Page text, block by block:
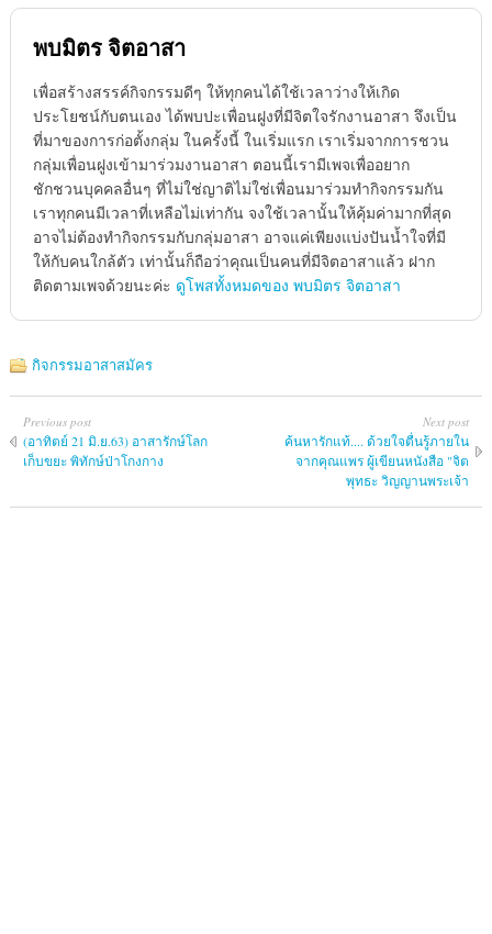
พบมิตร จิตอาสา
เพื่อสร้างสรรค์กิจกรรมดีๆ ให้ทุกคนได้ใช้เวลาว่างให้เกิด
ประโยชน์กับตนเอง ได้พบปะเพื่อนฝูงที่มีจิตใจรักงานอาสา จึงเป็น
ที่มาของการก่อตั้งกลุ่ม ในครั้งนี้ ในเริ่มแรก เราเริ่มจากการชวน
กลุ่มเพื่อนฝูงเข้ามาร่วมงานอาสา ตอนนี้เรามีเพจเพื่ออยาก
ชักชวนบุคคลอื่นๆ ที่ไม่ใช่ญาติไม่ใช่เพื่อนมาร่วมทำกิจกรรมกัน
เราทุกคนมีเวลาที่เหลือไม่เท่ากัน จงใช้เวลานั้นให้คุ้มค่ามากที่สุด
อาจไม่ต้องทำกิจกรรมกับกลุ่มอาสา อาจแค่เพียงแบ่งปันน้ำใจที่มี
ให้กับคนใกล้ตัว เท่านั้นก็ถือว่าคุณเป็นคนที่มีจิตอาสาแล้ว ฝาก
ติดตามเพจด้วยนะค่ะ ดูโพสทั้งหมดของ พบมิตร จิตอาสา
กิจกรรมอาสาสมัคร
Previous post
(อาทิตย์ 21 มิ.ย.63) อาสารักษ์โลก
เก็บขยะ พิทักษ์ป่าโกงกาง
Next post
ค้นหารักแท้.... ด้วยใจตื่นรู้ภายใน
จากคุณแพร ผู้เขียนหนังสือ "จิต
พุทธะ วิญญานพระเจ้า